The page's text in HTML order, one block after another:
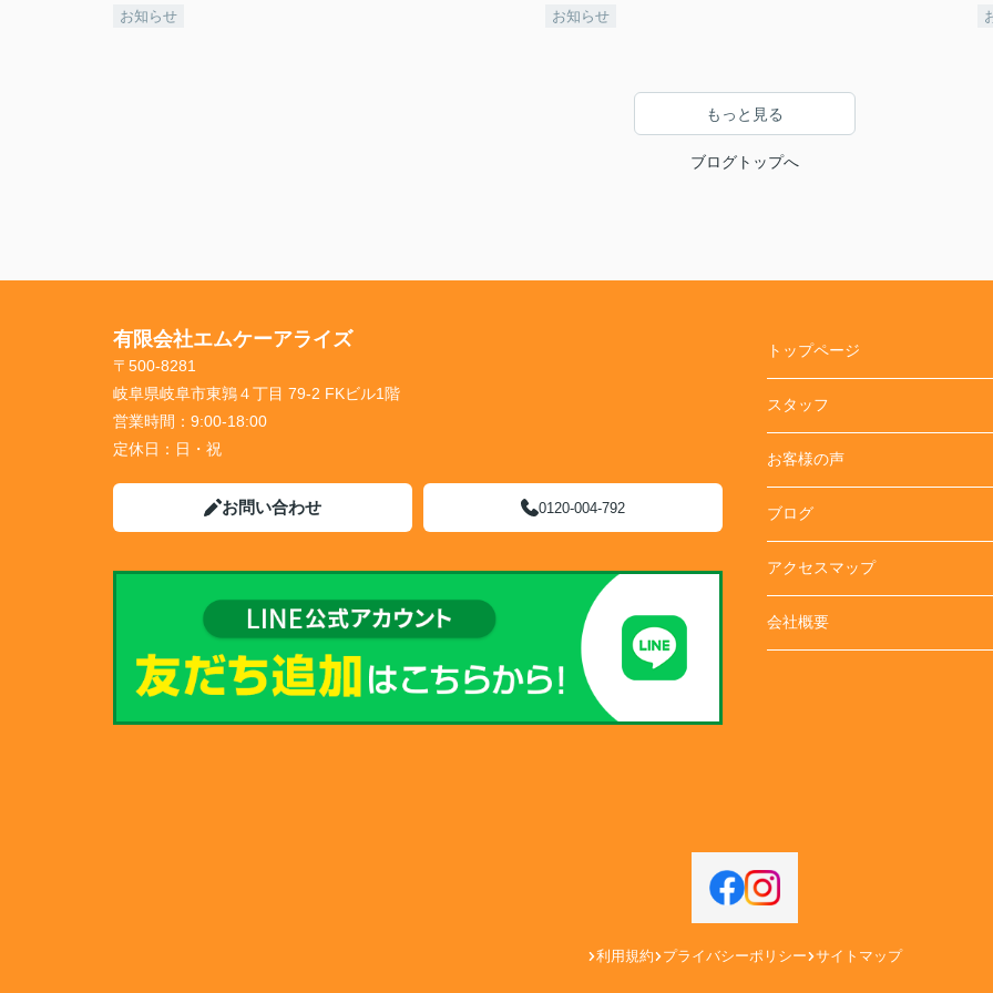
お知らせ お知らせ
もっと見る
ブログトップへ
有限会社エムケーアライズ
〒500-8281
岐阜県岐阜市東鶉４丁目 79-2 FKビル1階
営業時間： 9:00-18:00
定休日： 日・祝
お問い合わせ 0120-004-792
トップページ
スタッフ
お客様の声
ブログ
アクセスマップ
会社概要
利用規約 プライバシーポリシー サイトマップ